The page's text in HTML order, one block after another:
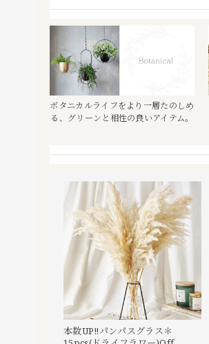
ボタニカルライフをより一層たのしめ
る、グリーンと相性の良いアイテム。
本数UP‼︎パンパスグラス＊